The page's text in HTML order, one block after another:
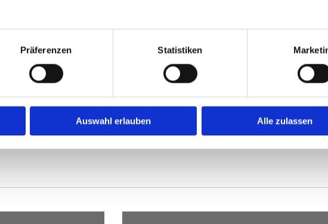
Präferenzen Statistiken
Auswahl erlauben Alle zulassen
Dieses erreichen wir durch laufende Schulungen
und der modernsten Technik. Durch
stellen wir eine erstklassige
haben die für Ihre Rohre maßgeschneiderten
auch imNotdienst
Tag und Nacht aus um die
bieten reibungslose Arbeitsabläufe und
Technologien unter Berücksichtigung der